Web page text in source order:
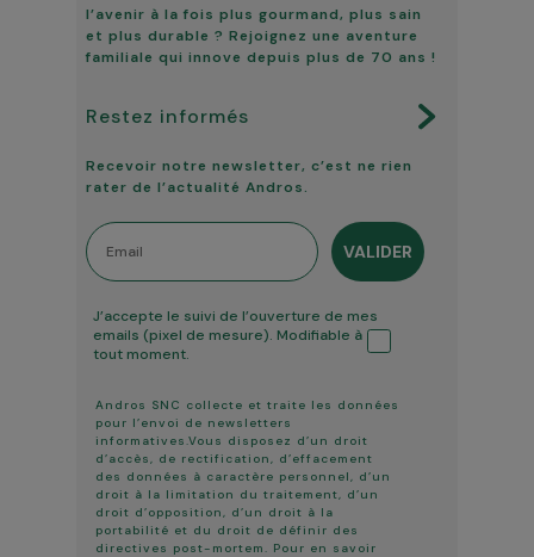
l’avenir à la fois plus gourmand, plus sain
et plus durable ? Rejoignez une aventure
familiale qui innove depuis plus de 70 ans !
Restez informés
Recevoir notre newsletter, c’est ne rien
rater de l’actualité Andros.
Email
VALIDER
Tracking ouverture
J’accepte le suivi de l’ouverture de mes
emails (pixel de mesure). Modifiable à
tout moment.
Andros SNC collecte et traite les données
pour l’envoi de newsletters
informatives.Vous disposez d’un droit
d’accès, de rectification, d’effacement
des données à caractère personnel, d’un
droit à la limitation du traitement, d’un
droit d’opposition, d’un droit à la
portabilité et du droit de définir des
directives post-mortem. Pour en savoir